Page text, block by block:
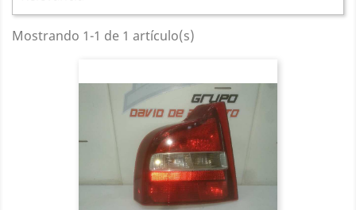
Mostrando 1-1 de 1 artículo(s)